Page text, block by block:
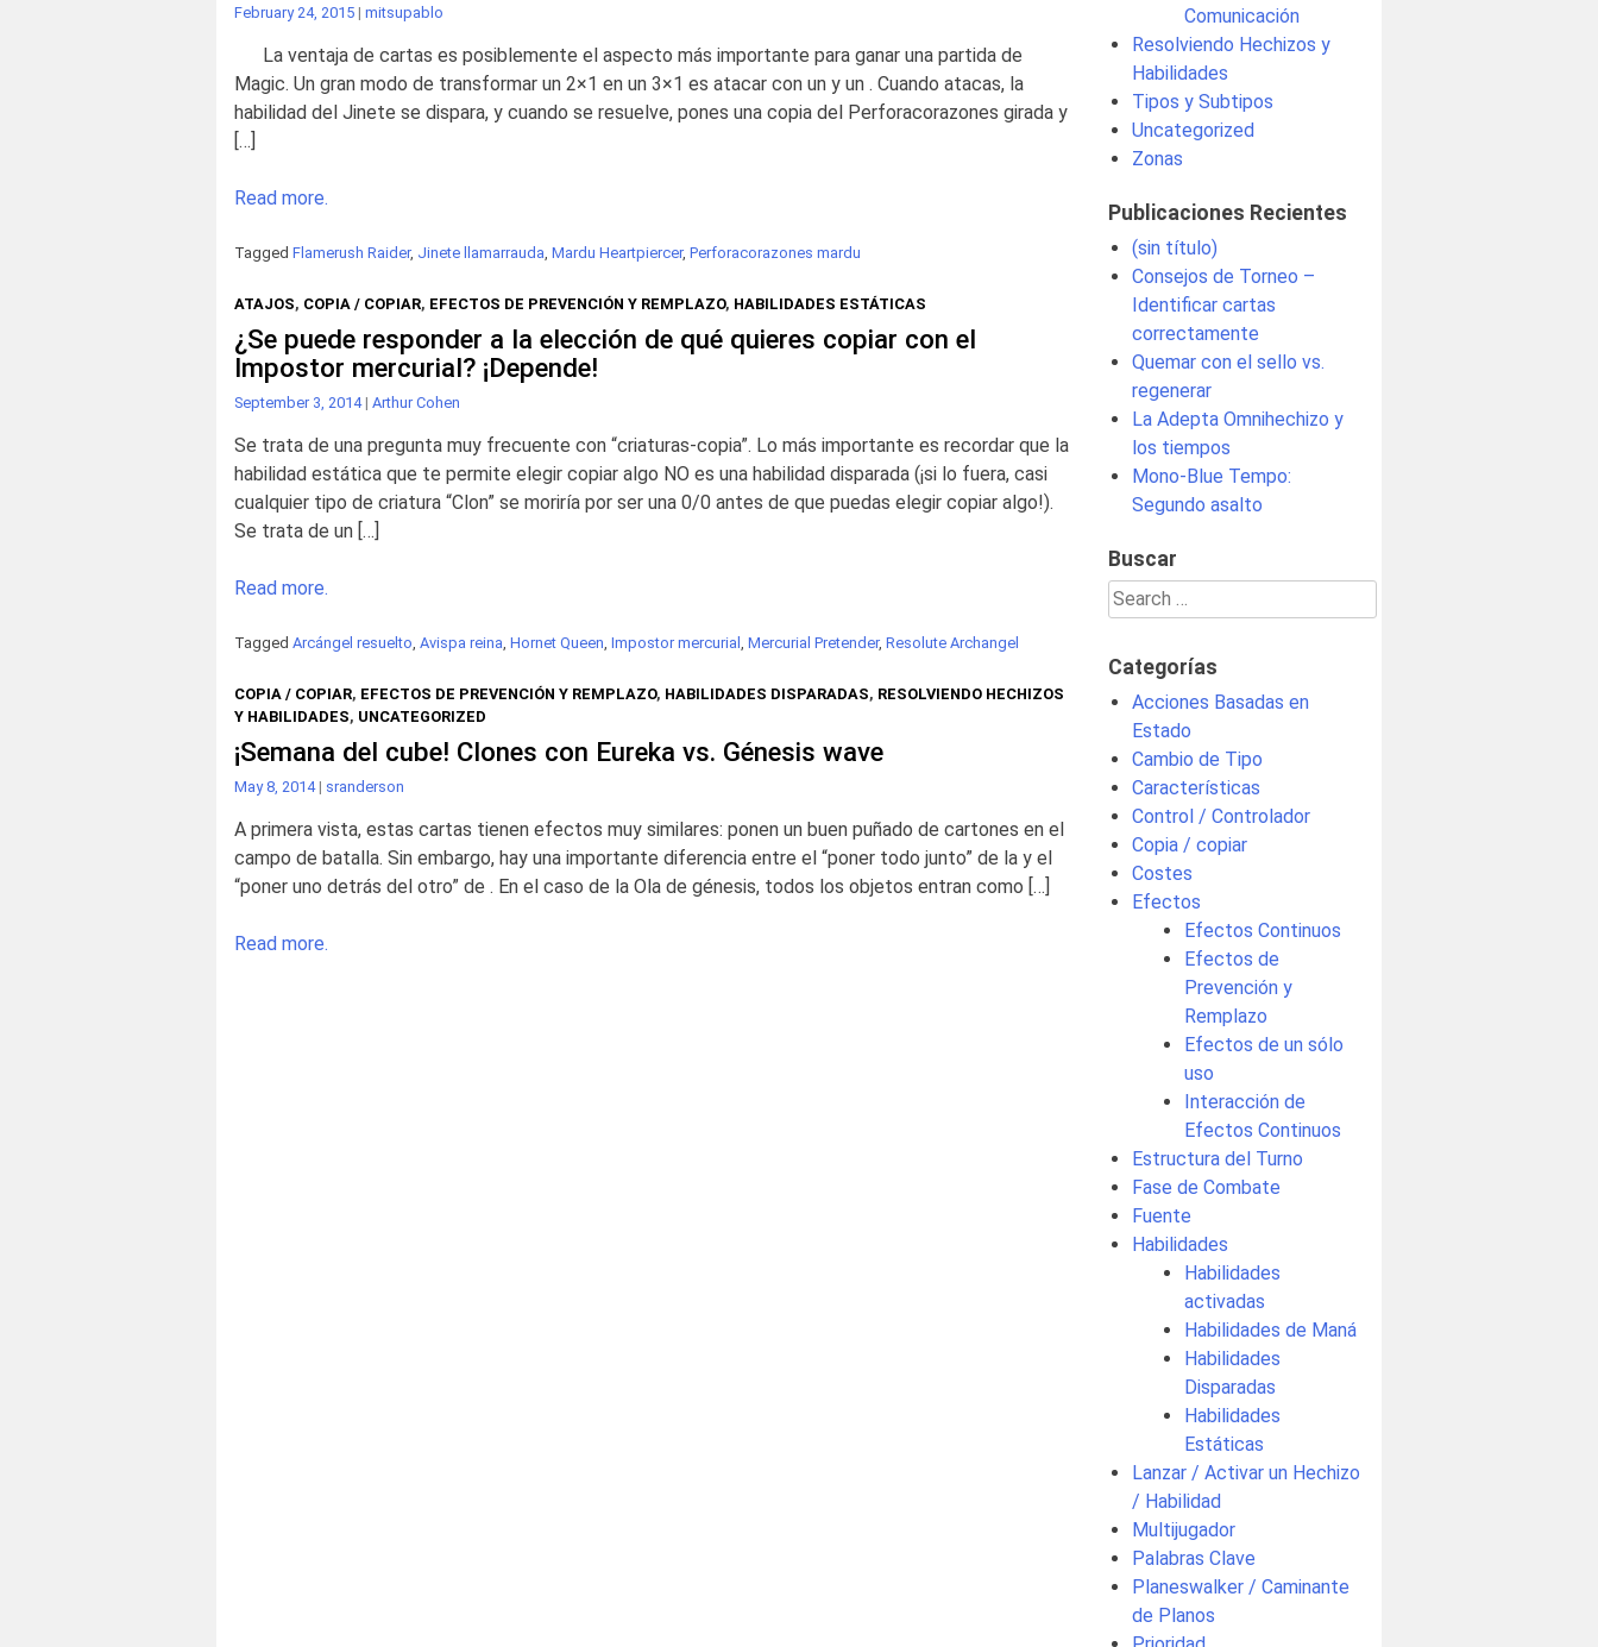
February 24, 2015 | mitsupablo
La ventaja de cartas es posiblemente el aspecto más importante para ganar una partida de
Magic. Un gran modo de transformar un 2×1 en un 3×1 es atacar con un y un . Cuando atacas, la
habilidad del Jinete se dispara, y cuando se resuelve, pones una copia del Perforacorazones girada y
[…]
Read more.
Tagged Flamerush Raider, Jinete llamarrauda, Mardu Heartpiercer, Perforacorazones mardu
ATAJOS, COPIA / COPIAR, EFECTOS DE PREVENCIÓN Y REMPLAZO, HABILIDADES ESTÁTICAS
¿Se puede responder a la elección de qué quieres copiar con el
Impostor mercurial? ¡Depende!
September 3, 2014 | Arthur Cohen
Se trata de una pregunta muy frecuente con “criaturas-copia”. Lo más importante es recordar que la
habilidad estática que te permite elegir copiar algo NO es una habilidad disparada (¡si lo fuera, casi
cualquier tipo de criatura “Clon” se moriría por ser una 0/0 antes de que puedas elegir copiar algo!).
Se trata de un […]
Read more.
Tagged Arcángel resuelto, Avispa reina, Hornet Queen, Impostor mercurial , Mercurial Pretender, Resolute Archangel
COPIA / COPIAR, EFECTOS DE PREVENCIÓN Y REMPLAZO, HABILIDADES DISPARADAS, RESOLVIENDO HECHIZOS
Y HABILIDADES, UNCATEGORIZED
¡Semana del cube! Clones con Eureka vs. Génesis wave
May 8, 2014 | sranderson
A primera vista, estas cartas tienen efectos muy similares: ponen un buen puñado de cartones en el
campo de batalla. Sin embargo, hay una importante diferencia entre el “poner todo junto” de la y el
“poner uno detrás del otro” de . En el caso de la Ola de génesis, todos los objetos entran como […]
Read more.
Comunicación
Resolviendo Hechizos y
Habilidades
Tipos y Subtipos
Uncategorized
Zonas
Publicaciones Recientes
(sin título)
Consejos de Torneo –
Identificar cartas
correctamente
Quemar con el sello vs.
regenerar
La Adepta Omnihechizo y
los tiempos
Mono-Blue Tempo:
Segundo asalto
Buscar
Search
for:
Categorías
Acciones Basadas en
Estado
Cambio de Tipo
Características
Control / Controlador
Copia / copiar
Costes
Efectos
Efectos Continuos
Efectos de
Prevención y
Remplazo
Efectos de un sólo
uso
Interacción de
Efectos Continuos
Estructura del Turno
Fase de Combate
Fuente
Habilidades
Habilidades
activadas
Habilidades de Maná
Habilidades
Disparadas
Habilidades
Estáticas
Lanzar / Activar un Hechizo
/ Habilidad
Multijugador
Palabras Clave
Planeswalker / Caminante
de Planos